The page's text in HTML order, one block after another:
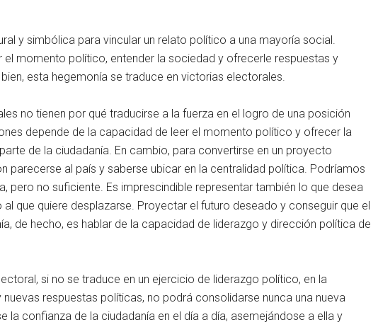
y simbólica para vincular un relato político a una mayoría social.
el momento político, entender la sociedad y ofrecerle respuestas y
esta hegemonía se traduce en victorias electorales.
no tienen por qué traducirse a la fuerza en el logro de una posición
depende de la capacidad de leer el momento político y ofrecer la
de la ciudadanía. En cambio, para convertirse en un proyecto
parecerse al país y saberse ubicar en la centralidad política. Podríamos
pero no suficiente. Es imprescindible representar también lo que desea
que quiere desplazarse. Proyectar el futuro deseado y conseguir que el
de hecho, es hablar de la capacidad de liderazgo y dirección política de
si no se traduce en un ejercicio de liderazgo político, en la
respuestas políticas, no podrá consolidarse nunca una nueva
la confianza de la ciudadanía en el día a día, asemejándose a ella y